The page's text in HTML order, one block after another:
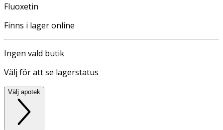
Fluoxetin
Finns i lager online
Ingen vald butik
Välj för att se lagerstatus
Välj apotek